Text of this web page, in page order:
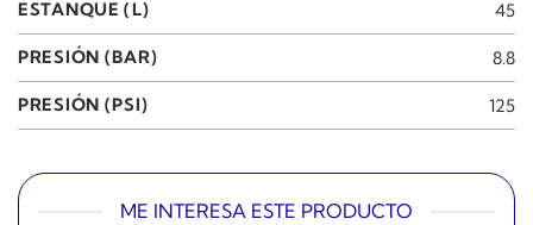
ESTANQUE (L) 45
PRESIÓN (BAR) 8.8
PRESIÓN (PSI) 125
ME INTERESA ESTE PRODUCTO